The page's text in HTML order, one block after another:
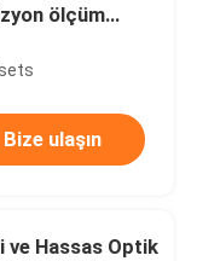
ölçüm
Bize ulaşın
ve Hassas Optik